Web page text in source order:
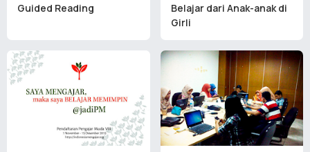
Guided Reading
Belajar dari Anak-anak di
Girli